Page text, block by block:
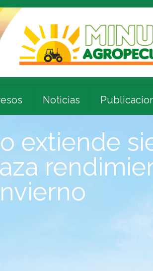
Noticias
extiende